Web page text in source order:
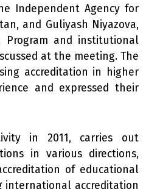
Independent Agency for
and Guliyash Niyazova,
and institutional
at the meeting. The
accreditation in higher
and expressed their
in 2011, carries out
in various directions,
of educational
international accreditation